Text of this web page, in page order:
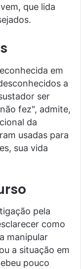
que lida
em
a
ser
fez", admite,
da
usadas para
sua vida
pela
como
manipular
a situação em
pouco